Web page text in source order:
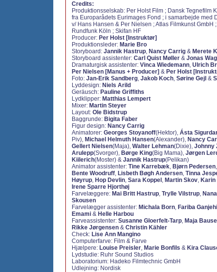
Credits:
Produktionsselskab: Per Holst Film ; Dansk Tegnefilm
fra Europarådets Eurimages Fond ; i samarbejde med
v/ Hans Hansen & Per Nielsen ; Atlas Filmkunst GmbH
Rundfunk Köln ; Skifan HF
Producer: Per Holst [Instruktør]
Produktionsleder: Marie Bro
Storyboard: Jannik Hastrup, Nancy Carrig & Merete
Storyboard assistenter: Carl Quist Møller & Jonas
Dramaturgisk assistenter: Vinca Wiedemann, Ulrich
Per Nielsen [Manus + Producer] & Per Holst
Foto: Jan-Erik Sandberg, Jakob Koch, Sørine Gejl &
Lyddesign: Niels Arild
Geräusch: Pauline Griffiths
Lydklipper: Matthias Lempert
Mixer: Martin Steyer
Layout: Ole Bidstrup
Baggrunde: Bigita Faber
Figur design: Nancy Carrig
Animatorer: Georges Stoyanoff(Hektor), Ásta
Piv), Michael Helmuth Hansen(Alexander), Nancy
Gellert Nielsen(Maja), Walter Lehman(Dixie), Johnny
Arulepp(Svorger), Børge King(Big Mama), Jørgen
Kiilerich(Moster) & Jannik Hastrup(Pelikan)
Animator assistenter: Tine Karrebæk, Bjørn Pedersen
Bente Woodruff, Lisbeth Bøgh Andersen, Tinna
Høyrup, Hop Devlin, Sara Koppel , Martin Skov,
Irene Sparre Hjorthøj
Farvelæggere: Mai Britt Hastrup, Trylle Vilstrup,
Skousen
Farvelægger assistenter: Michala Born, Fariba Ganjehi
Emami & Helle Harbou
Farveassistenter: Susanne Gloerfelt-Tarp, Maja Bause
Rikke Jørgensen & Christin Kähler
Check: Lise Ann Mangino
Computerfarve: Film & Farve
Hjælpere: Louise Preisler, Marie Bonfils & Kira
Lydstudie: Ruhr Sound Studios
Laboratorium: Hadeko Filmtechnic GmbH
Udlejning: Nordisk